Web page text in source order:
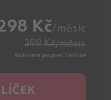
Kč/měsíc
399 Kč/měsíc
Akční cena pro první 3 měsíce